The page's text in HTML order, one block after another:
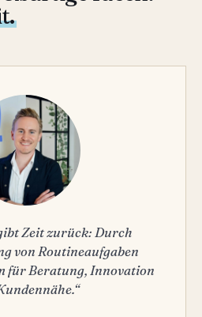
Zeit zurück: Durch
von Routineaufgaben
für Beratung, Innovation